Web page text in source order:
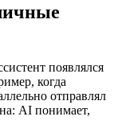
появлялся
когда
отправлял
AI понимает,